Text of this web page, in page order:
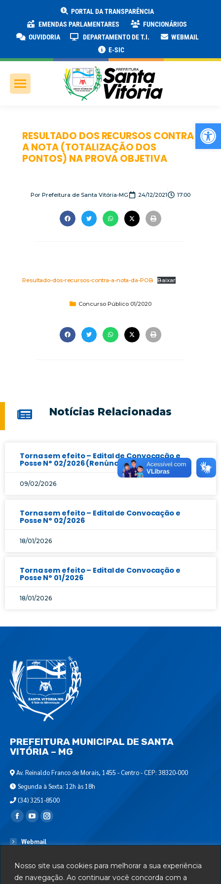
Nosso site usa cookies para melhorar a sua experiência
de navegação. Ao continuar você concorda com a
PORTAL DA TRANSPARÊNCIA
EMENDAS PARLAMENTARES
FUNCIONÁRIOS
OUVIDORIA
DEPARTAMENTO DE T.I.
WEBMAIL
E-SIC
RESULTADO DOS RECURSOS CONTRA
A NOTA (TOTALIZAÇÃO DOS
PONTOS) NA PROVA OBJETIVA
Por Prefeitura de Santa Vitória-MG 24/12/2021 17:00
Resultado-dos-recursos-contra-a-nota-da-POB Baixar
Concurso Público 01/2020
Notícias Relacionadas
Torna sem efeito – Edital de Convocação e
Posse N° 02/2026 (Renúncia ao cargo)
09/02/2026
Torna sem efeito – Edital de Convocação e
Posse N° 02/2026
18/01/2026
Torna sem efeito – Edital de Convocação e
Posse N° 01/2026
18/01/2026
PREFEITURA MUNICIPAL DE SANTA
VITÓRIA – MG
Av. Reinaldo Franco de Morais, 1455 - Centro - CEP: 38320-000
Segunda à Sexta: 12h às 18h
(34) 3251-8500
Encontre-nos em:
Webmail
Serviços